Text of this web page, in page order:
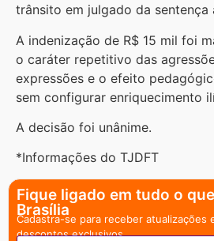
trânsito em julgado da sentença
A indenização de R$ 15 mil foi
o caráter repetitivo das
expressões e o efeito
sem configurar enriquecimento
A decisão foi unânime.
*Informações do TJDFT
Fique ligado em tudo o
Brasília
Cadastra-se para receber atualizações
descontos exclusivos.